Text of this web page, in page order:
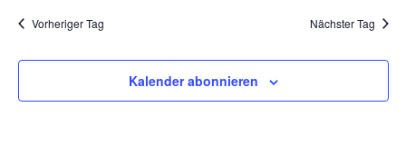
wählen.
Vorheriger Tag Nächster Tag
Kalender abonnieren